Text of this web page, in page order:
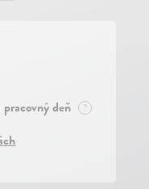
deň ?